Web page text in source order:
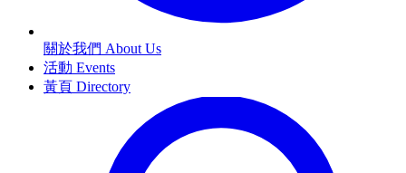
關於我們 About Us
活動 Events
黃頁 Directory